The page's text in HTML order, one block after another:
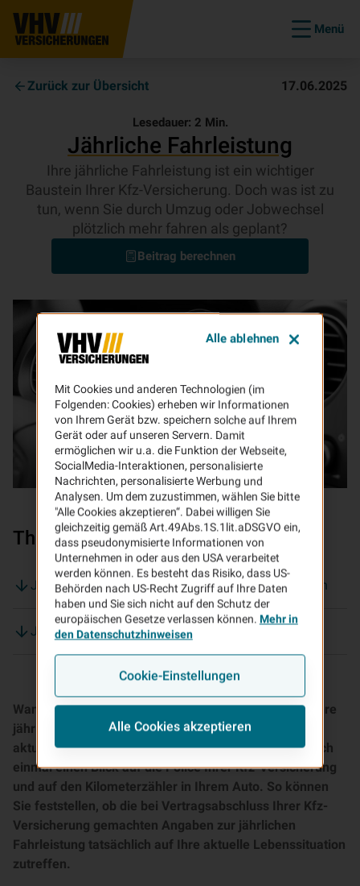
Menü
Zurück zur Übersicht 17.06.2025
Lesedauer: 2 Min.
Jährliche Fahrleistung
Ihre jährliche Fahrleistung ist ein wichtiger
Baustein Ihrer Kfz-Versicherung. Doch was ist zu
tun, wenn Sie durch Umzug oder Jobwechsel
plötzlich mehr fahren als geplant?
Beitrag berechnen
Themen auf dieser Seite:
Jährliche Fahrleistung für Kfz-Versicherung angeben
Jährliche Fahrleistung – überschritten
Wann haben Sie sich das letzte Mal Gedanken über Ihre
jährliche Fahrleistung gemacht? Kennen Sie den
aktuellen Kilometerstand Ihres Autos? Werfen Sie doch
einmal einen Blick auf die Police Ihrer Kfz-Versicherung
und auf den Kilometerzähler in Ihrem Auto. So können
Sie feststellen, ob die bei Vertragsabschluss Ihrer Kfz-
Versicherung gemachten Angaben zur jährlichen
Fahrleistung tatsächlich auf Ihre aktuelle Lebenssituation
zutreffen.
Mit Cookies und anderen Technologien (im
Folgenden: Cookies) erheben wir Informationen
von Ihrem Gerät bzw. speichern solche auf Ihrem
Gerät oder auf unseren Servern. Damit
ermöglichen wir u.a. die Funktion der Webseite,
SocialMedia-Interaktionen, personalisierte
Nachrichten, personalisierte Werbung und
Analysen. Um dem zuzustimmen, wählen Sie bitte
"Alle Cookies akzeptieren“. Dabei willigen Sie
gleichzeitig gemäß Art.49Abs.1S.1lit.aDSGVO ein,
dass pseudonymisierte Informationen von
Unternehmen in oder aus den USA verarbeitet
werden können. Es besteht das Risiko, dass US-
Behörden nach US-Recht Zugriff auf Ihre Daten
haben und Sie sich nicht auf den Schutz der
europäischen Gesetze verlassen können. Mehr in
den Datenschutzhinweisen
Cookie-Einstellungen
Alle Cookies akzeptieren
Alle ablehnen